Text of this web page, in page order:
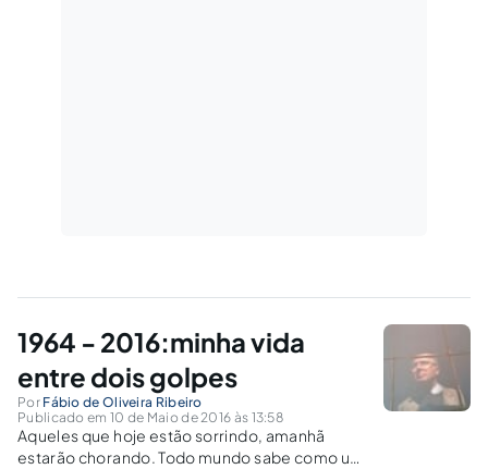
1964 - 2016:minha vida
entre dois golpes
Por Fábio de Oliveira Ribeiro
Publicado em 10 de Maio de 2016 às 13:58
Aqueles que hoje estão sorrindo, amanhã
estarão chorando. Todo mundo sabe como um